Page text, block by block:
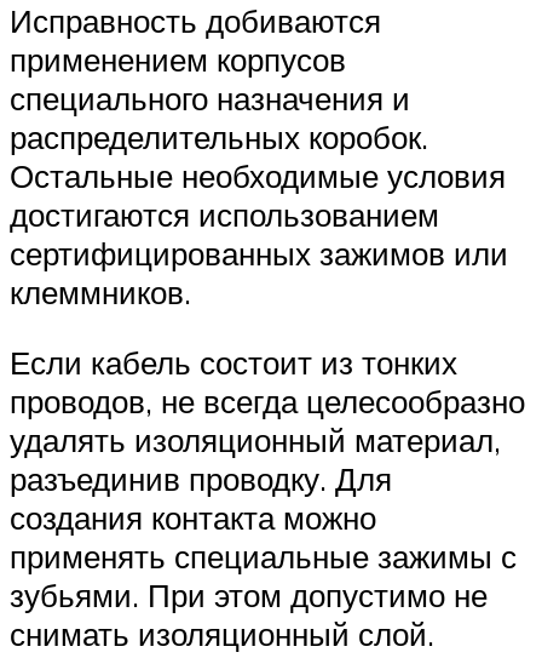
Исправность добиваются
применением корпусов
специального назначения и
распределительных коробок.
Остальные необходимые условия
достигаются использованием
сертифицированных зажимов или
клеммников.
Если кабель состоит из тонких
проводов, не всегда целесообразно
удалять изоляционный материал,
разъединив проводку. Для
создания контакта можно
применять специальные зажимы с
зубьями. При этом допустимо не
снимать изоляционный слой.